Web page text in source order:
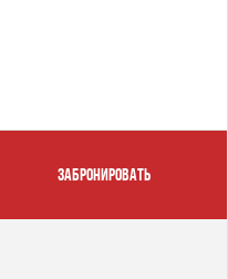
забронировать